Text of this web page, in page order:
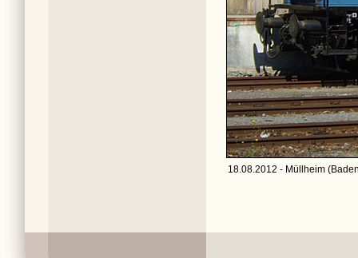
18.08.2012 - Müllheim